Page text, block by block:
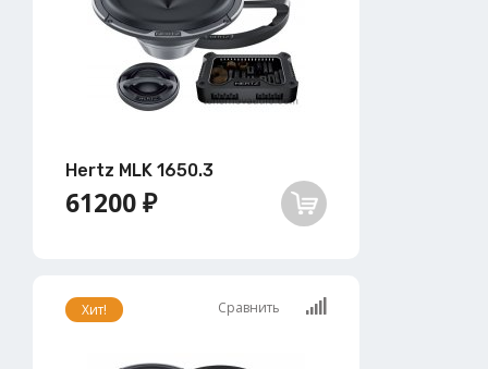
Hertz MLK 1650.3
61200 ₽
Хит! Сравнить